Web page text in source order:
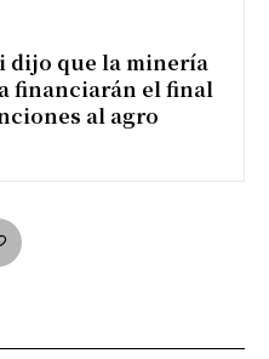
dijo que la minería
financiarán el final
al agro